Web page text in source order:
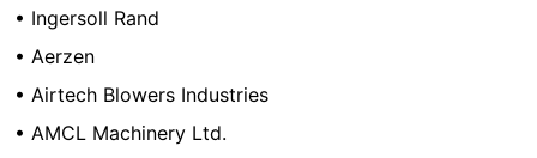
• Ingersoll Rand
• Aerzen
• Airtech Blowers Industries
• AMCL Machinery Ltd.